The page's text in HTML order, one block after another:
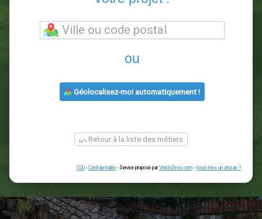
votre projet :
ou
Géolocalisez-moi automatiquement !